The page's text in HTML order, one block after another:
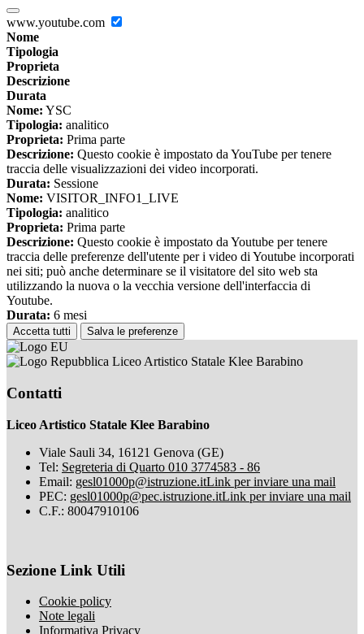
www.youtube.com
Nome
Tipologia
Proprieta
Descrizione
Durata
Nome: YSC
Tipologia: analitico
Proprieta: Prima parte
Descrizione: Questo cookie è impostato da YouTube per tenere
traccia delle visualizzazioni dei video incorporati.
Durata: Sessione
Nome: VISITOR_INFO1_LIVE
Tipologia: analitico
Proprieta: Prima parte
Descrizione: Questo cookie è impostato da Youtube per tenere
traccia delle preferenze dell'utente per i video di Youtube incorporati
nei siti; può anche determinare se il visitatore del sito web sta
utilizzando la nuova o la vecchia versione dell'interfaccia di
Youtube.
Durata: 6 mesi
Accetta tutti Salva le preferenze
Liceo Artistico Statale Klee Barabino
Contatti
Liceo Artistico Statale Klee Barabino
Viale Sauli 34, 16121 Genova (GE)
Tel: Segreteria di Quarto 010 3774583 - 86
Email: gesl01000p@istruzione.itLink per inviare una mail
PEC: gesl01000p@pec.istruzione.itLink per inviare una mail
C.F.: 80047910106
Sezione Link Utili
Cookie policy
Note legali
Informativa Privacy